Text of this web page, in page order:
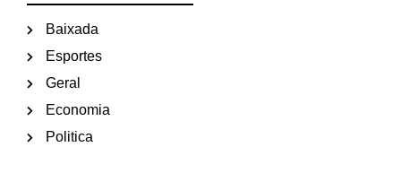
Baixada
Esportes
Geral
Economia
Politica